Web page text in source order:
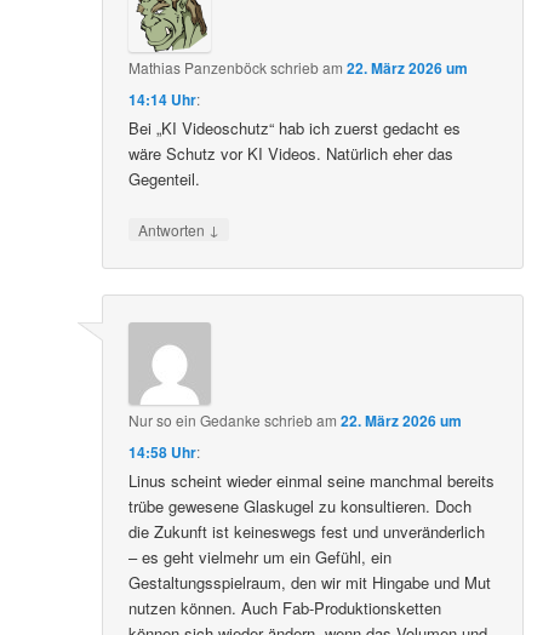
Mathias Panzenböckschriebam22. März 2026 um
14:14 Uhr:
Bei „KI Videoschutz“ hab ich zuerst gedacht es
wäre Schutz vor KI Videos. Natürlich eher das
Gegenteil.
Antworten ↓
Nur so ein Gedanke schriebam22. März 2026 um
14:58 Uhr:
Linus scheint wieder einmal seine manchmal bereits
trübe gewesene Glaskugel zu konsultieren. Doch
die Zukunft ist keineswegs fest und unveränderlich
– es geht vielmehr um ein Gefühl, ein
Gestaltungsspielraum, den wir mit Hingabe und Mut
nutzen können. Auch Fab-Produktionsketten